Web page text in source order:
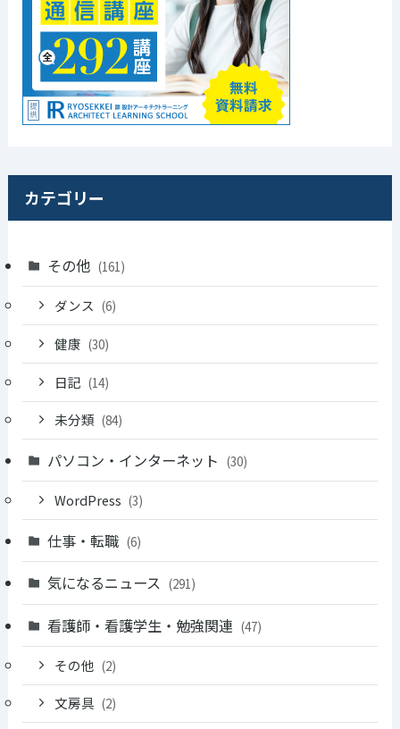
カテゴリー
その他 (161)
ダンス (6)
健康 (30)
日記 (14)
未分類 (84)
パソコン・インターネット (30)
WordPress (3)
仕事・転職 (6)
気になるニュース (291)
看護師・看護学生・勉強関連 (47)
その他 (2)
文房具 (2)